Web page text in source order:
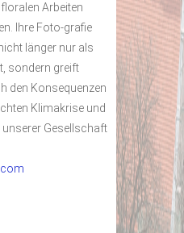
Arbeiten
Ihre Foto-grafie
länger nur als
sondern greift
den Konsequenzen
Klimakrise und
unserer Gesellschaft